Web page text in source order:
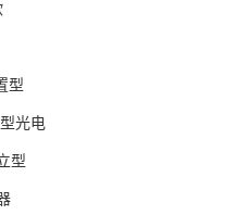
型
光电
型